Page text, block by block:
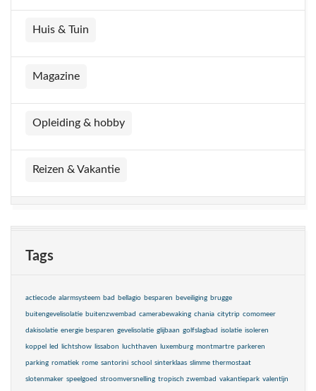
Huis & Tuin
Magazine
Opleiding & hobby
Reizen & Vakantie
Tags
actiecode alarmsysteem bad bellagio besparen beveiliging brugge
buitengevelisolatie buitenzwembad camerabewaking chania citytrip comomeer
dakisolatie energie besparen gevelisolatie glijbaan golfslagbad isolatie isoleren
koppel led lichtshow lissabon luchthaven luxemburg montmartre parkeren
parking romatiek rome santorini school sinterklaas slimme thermostaat
slotenmaker speelgoed stroomversnelling tropisch zwembad vakantiepark valentijn